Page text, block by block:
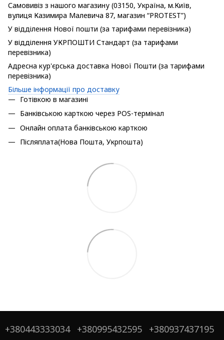
Самовивіз з нашого магазину (03150, Україна, м.Київ,
вулиця Казимира Малевича 87, магазин “PROTEST”)
У відділення Нової пошти (за тарифами перевізника)
У відділення УКРПОШТИ Стандарт (за тарифами
перевізника)
Адресна кур'єрська доставка Нової Пошти (за тарифами
перевізника)
Більше інформації про доставку
Готівкою в магазині
Банківською карткою через POS-термінал
Онлайн оплата банківською карткою
Післяплата(Нова Пошта, Укрпошта)
+380443333034 +380995432595 +380937437195